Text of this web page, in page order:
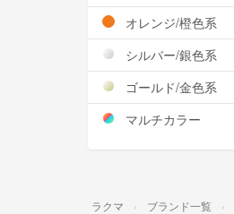
オレンジ/橙色系
シルバー/銀色系
ゴールド/金色系
マルチカラー
ラクマ ブランド一覧